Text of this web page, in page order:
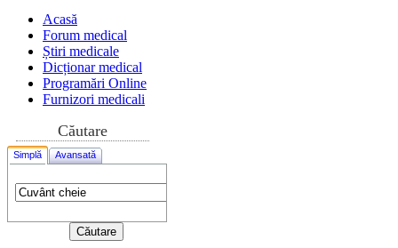
Acasă
Forum medical
Știri medicale
Dicționar medical
Programări Online
Furnizori medicali
Căutare
Simplă Avansată